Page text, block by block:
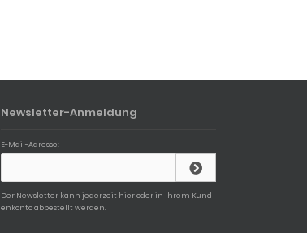
Newsletter-Anmeldung
E-Mail-Adresse:
Der Newsletter kann jederzeit hier oder in Ihrem Kund
enkonto abbestellt werden.